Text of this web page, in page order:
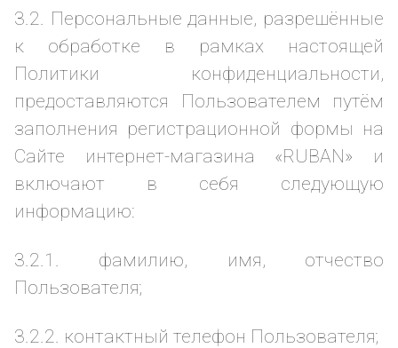
3.2. Персональные данные, разрешённые
к обработке в рамках настоящей
Политики конфиденциальности,
предоставляются Пользователем путём
заполнения регистрационной формы на
Сайте интернет-магазина «RUBAN» и
включают в себя следующую
информацию:
3.2.1. фамилию, имя, отчество
Пользователя;
3.2.2. контактный телефон Пользователя;